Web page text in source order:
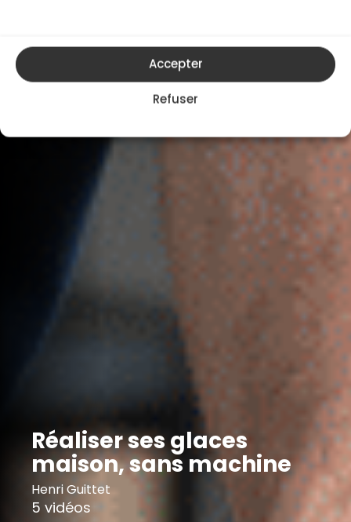
Accepter
Refuser
Réaliser ses glaces
maison, sans machine
Henri Guittet
5 vidéos